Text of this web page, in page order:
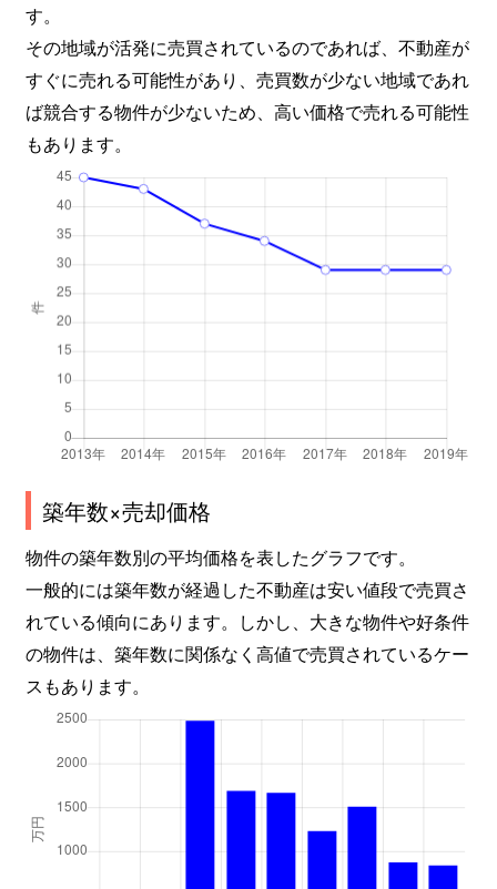
す。
その地域が活発に売買されているのであれば、不動産が
すぐに売れる可能性があり、売買数が少ない地域であれ
ば競合する物件が少ないため、高い価格で売れる可能性
もあります。
築年数×売却価格
物件の築年数別の平均価格を表したグラフです。
一般的には築年数が経過した不動産は安い値段で売買さ
れている傾向にあります。しかし、大きな物件や好条件
の物件は、築年数に関係なく高値で売買されているケー
スもあります。